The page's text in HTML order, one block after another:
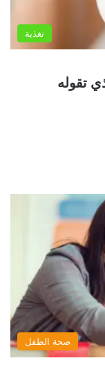
تغذية
تقوله
صحة الطفل